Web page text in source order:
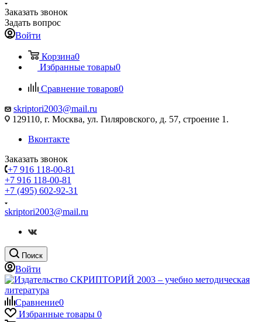
Заказать звонок
Задать вопрос
Войти
Корзина0
Избранные товары0
Сравнение товаров0
skriptori2003@mail.ru
129110, г. Москва, ул. Гиляровского, д. 57, строение 1.
Вконтакте
Заказать звонок
+7 916 118-00-81
+7 916 118-00-81
+7 (495) 602-92-31
skriptori2003@mail.ru
Поиск
Войти
Сравнение0
Избранные товары 0